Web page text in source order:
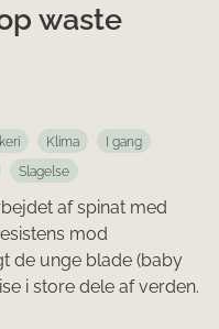
waste
Klima
I gang
Slagelse
af spinat med
mod
de unge blade (baby
i store dele af verden.